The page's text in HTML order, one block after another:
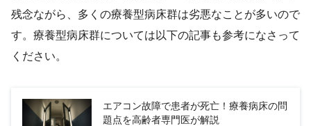
残念ながら、多くの療養型病床群は劣悪なことが多いので
す。療養型病床群については以下の記事も参考になさって
ください。
エアコン故障で患者が死亡！療養病床の問
題点を高齢者専門医が解説